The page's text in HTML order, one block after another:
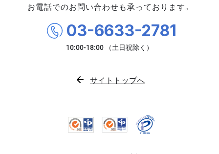
お電話でのお問い合わせも承っております。
03-6633-2781
サイトトップへ